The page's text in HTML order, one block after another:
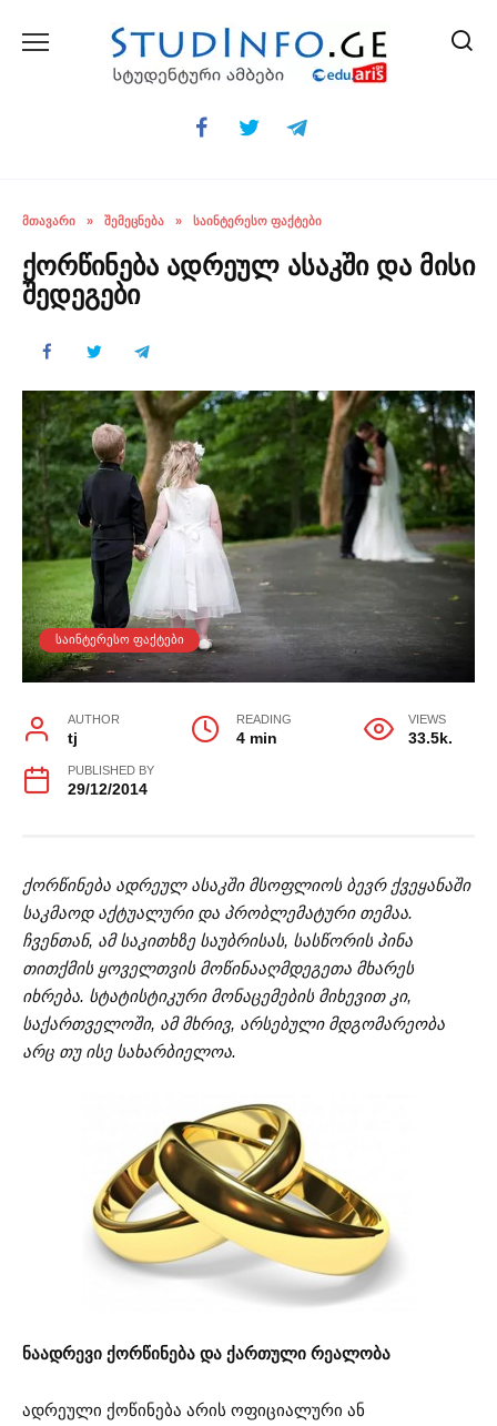
ᲛᲗᲐᲕᲐᲠᲘ » ᲨᲔᲛᲔᲪᲜᲔᲑᲐ » ᲡᲐᲘᲜᲢᲔᲠᲔᲡᲝ ᲤᲐᲥᲢᲔᲑᲘ
ქორწინება ადრეულ ასაკში და მისი
შედეგები
ᲡᲐᲘᲜᲢᲔᲠᲔᲡᲝ ᲤᲐᲥᲢᲔᲑᲘ
AUTHOR
tj
READING
4 min
VIEWS
33.5k.
PUBLISHED BY
29/12/2014
ქორწინება ადრეულ ასაკში მსოფლიოს ბევრ ქვეყანაში
საკმაოდ აქტუალური და პრობლემატური თემაა.
ჩვენთან, ამ საკითხზე საუბრისას, სასწორის პინა
თითქმის ყოველთვის მოწინააღმდეგეთა მხარეს
იხრება. სტატისტიკური მონაცემების მიხევით კი,
საქართველოში, ამ მხრივ, არსებული მდგომარეობა
არც თუ ისე სახარბიელოა.
ნაადრევი ქორწინება და ქართული რეალობა
ადრეული ქოწინება არის ოფიციალური ან